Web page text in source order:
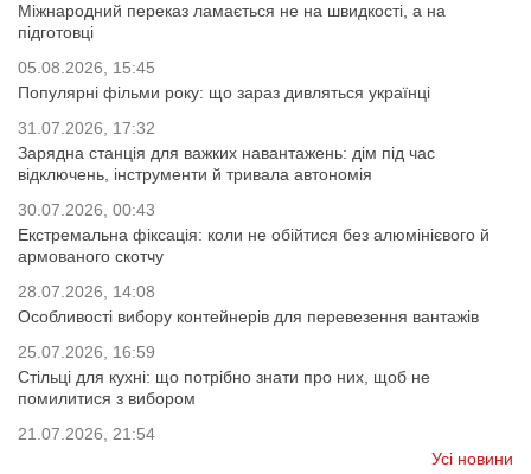
Міжнародний переказ ламається не на швидкості, а на
підготовці
05.08.2026, 15:45
Популярні фільми року: що зараз дивляться українці
31.07.2026, 17:32
Зарядна станція для важких навантажень: дім під час
відключень, інструменти й тривала автономія
30.07.2026, 00:43
Екстремальна фіксація: коли не обійтися без алюмінієвого й
армованого скотчу
28.07.2026, 14:08
Особливості вибору контейнерів для перевезення вантажів
25.07.2026, 16:59
Стільці для кухні: що потрібно знати про них, щоб не
помилитися з вибором
21.07.2026, 21:54
Усі новини